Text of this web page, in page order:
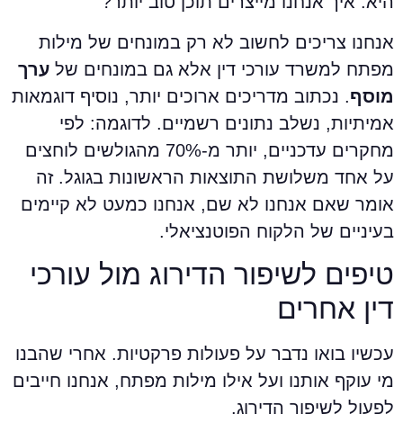
אנחנו צריכים לחשוב לא רק במונחים של מילות
מפתח למשרד עורכי דין אלא גם במונחים שלערך
מוסף. נכתוב מדריכים ארוכים יותר, נוסיף דוגמאות
אמיתיות, נשלב נתונים רשמיים. לדוגמה: לפי
מחקרים עדכניים, יותר מ-70% מהגולשים לוחצים
על אחד משלושת התוצאות הראשונות בגוגל. זה
אומר שאם אנחנו לא שם, אנחנו כמעט לא קיימים
בעיניים של הלקוח הפוטנציאלי.
טיפים לשיפור הדירוג מול עורכי
דין אחרים
עכשיו בואו נדבר על פעולות פרקטיות. אחרי שהבנו
מי עוקף אותנו ועל אילו מילות מפתח, אנחנו חייבים
לפעול לשיפור הדירוג.